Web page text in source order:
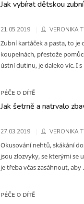
Jak vybírat dětskou
21.05.2019 VERONIKA
Zubní kartáček a pasta, to
koupelnách, přestože
ústní dutinu, je daleko víc. I s
PÉČE O DÍTĚ
Jak šetrně a natrvalo
27.03.2019 VERONIKA
Okusování nehtů, skákání
jsou zlozvyky, se kterými se
je třeba včas zasáhnout, aby
PÉČE O DÍTĚ